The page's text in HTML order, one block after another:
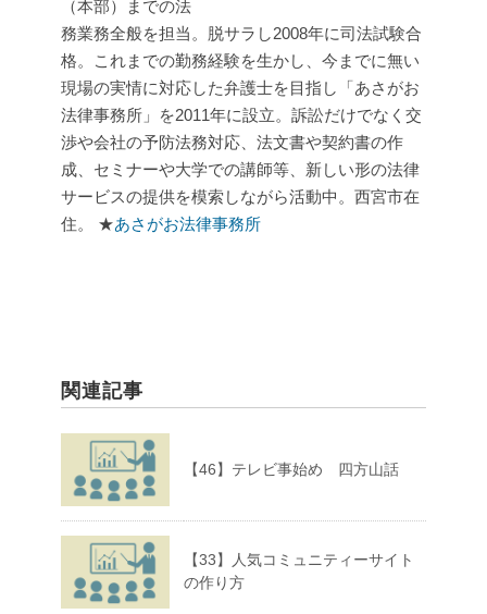
（本部）までの法
務業務全般を担当。脱サラし2008年に司法試験合
格。これまでの勤務経験を生かし、今までに無い
現場の実情に対応した弁護士を目指し「あさがお
法律事務所」を2011年に設立。訴訟だけでなく交
渉や会社の予防法務対応、法文書や契約書の作
成、セミナーや大学での講師等、新しい形の法律
サービスの提供を模索しながら活動中。西宮市在
住。
★あさがお法律事務所
関連記事
【46】テレビ事始め 四方山話
【33】人気コミュニティーサイト
の作り方